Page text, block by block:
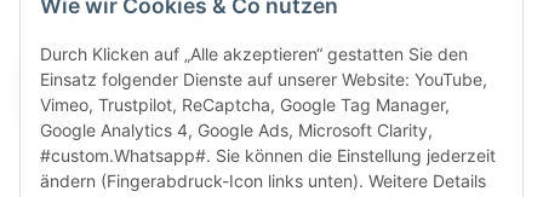
Wie wir Cookies & Co nutzen
Durch Klicken auf „Alle akzeptieren“ gestatten Sie den
Einsatz folgender Dienste auf unserer Website: YouTube,
Vimeo, Trustpilot, ReCaptcha, Google Tag Manager,
Google Analytics 4, Google Ads, Microsoft Clarity,
#custom.Whatsapp#. Sie können die Einstellung jederzeit
ändern (Fingerabdruck-Icon links unten). Weitere Details
Wir versenden via: